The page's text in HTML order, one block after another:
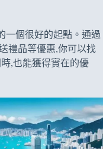
一個很好的起點。通過
禮品等優惠,你可以找
,也能獲得實在的優